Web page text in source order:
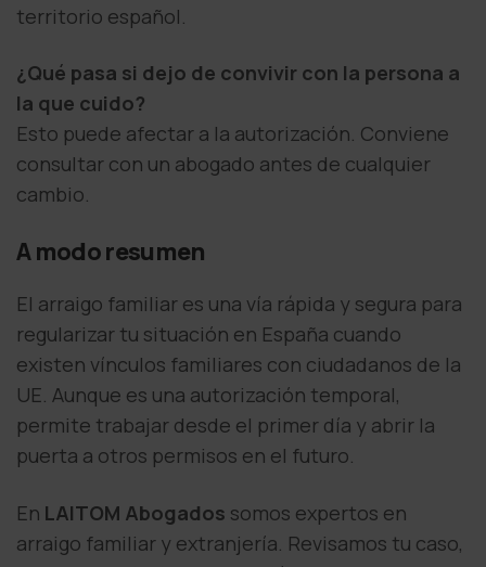
territorio español.
¿Qué pasa si dejo de convivir con la persona a
la que cuido?
Esto puede afectar a la autorización. Conviene
consultar con un abogado antes de cualquier
cambio.
A modo resumen
El arraigo familiar es una vía rápida y segura para
regularizar tu situación en España cuando
existen vínculos familiares con ciudadanos de la
UE. Aunque es una autorización temporal,
permite trabajar desde el primer día y abrir la
puerta a otros permisos en el futuro.
En LAITOM Abogados somos expertos en
arraigo familiar y extranjería. Revisamos tu caso,